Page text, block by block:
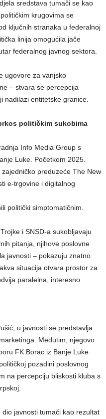
sredstava tumači se kao
krugovima se
ključnih stranaka u federalnoj
linija omogućila jače
federalnog javnog sektora.
ugovore za vanjsko
– stvara se percepcija
nadilazi entitetske granice.
političkim sukobima
Info Media Group s
Luke. Početkom 2025.
preduzeće The New
e-trgovine i digitalnog
politički simptomatičnim.
i SNSD-a sukobljavaju
pitanja, njihove poslovne
javnosti – pokazuju znatno
situacija otvara prostor za
paralelna, interesno
u javnosti se predstavlja
Međutim, njegovo
FK Borac iz Banje Luke
pozadini poslovnog
na percepciju bliskosti kluba s
javnosti tumači kao rezultat